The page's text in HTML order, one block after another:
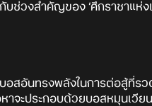
ช่วงสำคัญของ ‘ศึกราชาแห่
สอันทรงพลังในการต่อสู้ที่รว
จะประกอบด้วยบอสหมุนเวีย